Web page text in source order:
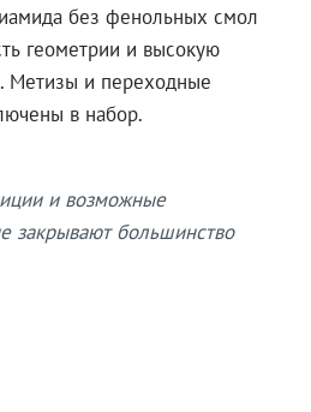
без фенольных смол
геометрии и высокую
Метизы и переходные
в набор.
и возможные
закрывают большинство